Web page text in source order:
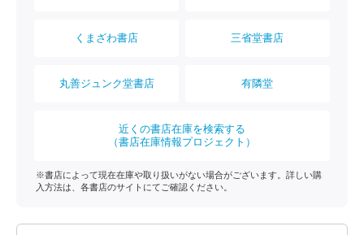
くまざわ書店 三省堂書店
丸善ジュンク堂書店 有隣堂
近くの書店在庫を検索する
（書店在庫情報プロジェクト）
※書店によって現在在庫や取り扱いがない場合がございます。詳しい購
入方法は、各書店のサイトにてご確認ください。